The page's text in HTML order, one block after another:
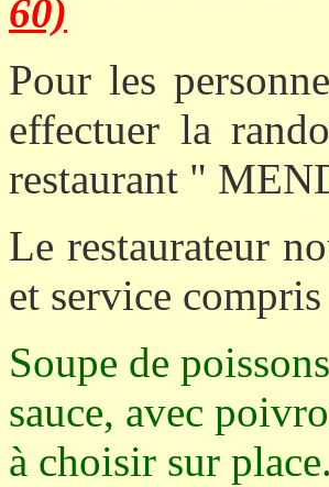
60)
Pour les
effectuer la
restaurant "
Le restaurateur
et service compris
Soupe de
sauce, avec
à choisir sur place.